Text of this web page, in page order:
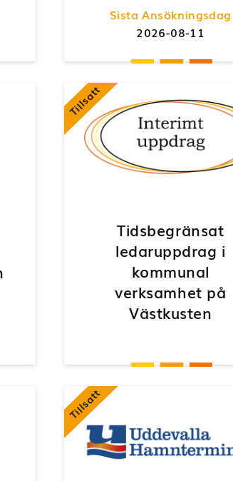
Sista Ansökningsdag
2026-08-11
Tidsbegränsat
ledaruppdrag i
kommunal
verksamhet på
Västkusten
Tillsatt
Tillsatt